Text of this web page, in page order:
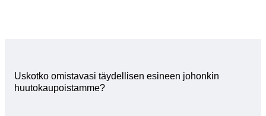
Uskotko omistavasi täydellisen esineen johonkin
huutokaupoistamme?